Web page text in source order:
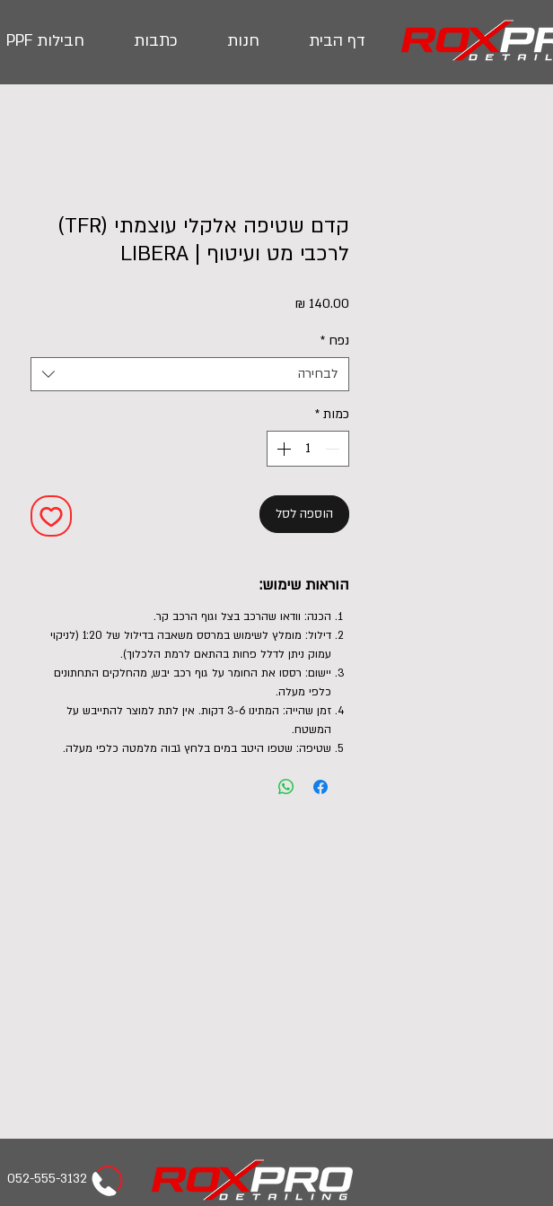
דף הבית חנות כתבות חבילות PPF
קדם שטיפה אלקלי עוצמתי (TFR)
לרכבי מט ועיטוף | LIBERA
נפח *
לבחירה
כמות *
הוספה לסל
הוראות שימוש:
הכנה: וודאו שהרכב בצל וגוף הרכב קר.
דילול: מומלץ לשימוש במרסס משאבה בדילול של 1:20 (לניקוי
עמוק ניתן לדלל פחות בהתאם לרמת הלכלוך).
יישום: רססו את החומר על גוף רכב יבש, מהחלקים התחתונים
כלפי מעלה.
זמן שהייה: המתינו 3-6 דקות. אין לתת למוצר להתייבש על
המשטח.
שטיפה: שטפו היטב במים בלחץ גבוה מלמטה כלפי מעלה.
052-555-3132